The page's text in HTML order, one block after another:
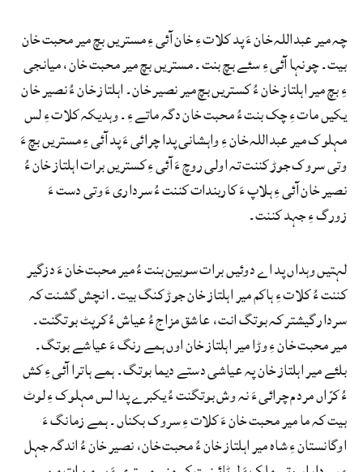
چہ میر عبداللہ خان ءَ پد کلات ءِ خان آئی ءِ مستریں بچ میر محبت خان
بیت۔ چونہا آئی ءِ سئے بچ بنت۔ مستریں بچ میر محبت خان، میانجی
ءِ بچ میر اہلتاز خان ءُ کستریں بچ میر نصیر خان۔ اہلتاز خان ءُ نصیر خان
یکیں مات ءِ چک بنت ءُ محبت خان دگہ ماتے ءِ۔ وہدیکہ کلات ءِ لس
مہلوک میر عبداللہ خان ءِ واہشانی پدا چرائی ءَ پد آئی ءِ مستریں بچ ءَ
وتی سروک جوڑ کننت تہ اولی روچ ءَ آئی ءِ کستریں برات اہلتاز خان ءُ
نصیر خان آئی ءِ ہلاپ ءَ کاربندات کننت ءُ سرداری ءَ وتی دست ءَ
زورگ ءِ جہد کننت۔
لہتیں وہداں پد اے دوئیں برات سوبین بنت ءُ میر محبت خان ءَ دزگیر
کننت ءُ کلات ءِ ہاکم میر اہلتاز خان جوڑ کنگ بیت۔ انچش گشنت کہ
سردار گیشتر کہ بوتگ انت، عاشق مزاج ءُ عیاش ءُ کرپٹ بوتگنت۔
میر محبت خان ءِ وڑا میر اہلتاز خان اوں ہمے رنگ ءَ عیاشے بوتگ۔
بلئے میر اہلتاز خان پہ عیاشی دستے دیما بوتگ۔ ہمے ہاترا آئی ءِ کش
ءُ کرّاں مردم چرائی ءَ نہ وش بوتگنت ءُ یکبرے پدا لس مہلوک ءِ لوٹ
بیت کہ ما میر محبت خان ءَ کلات ءِ سروک بکناں۔ ہمے زمانگ ءَ
اوگانستان ءِ شاہ میر اہلتاز خان ءُ محبت خان، نصیر خان ءُ اندگہ جہل